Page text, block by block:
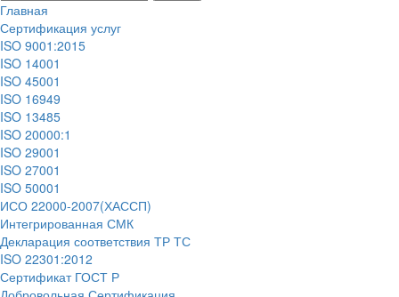
Главная
Сертификация услуг
ISO 9001:2015
ISO 14001
ISO 45001
ISO 16949
ISO 13485
ISO 20000:1
ISO 29001
ISO 27001
ISO 50001
ИСО 22000-2007(ХАССП)
Интегрированная СМК
Декларация соответствия ТР ТС
ISO 22301:2012
Сертификат ГОСТ Р